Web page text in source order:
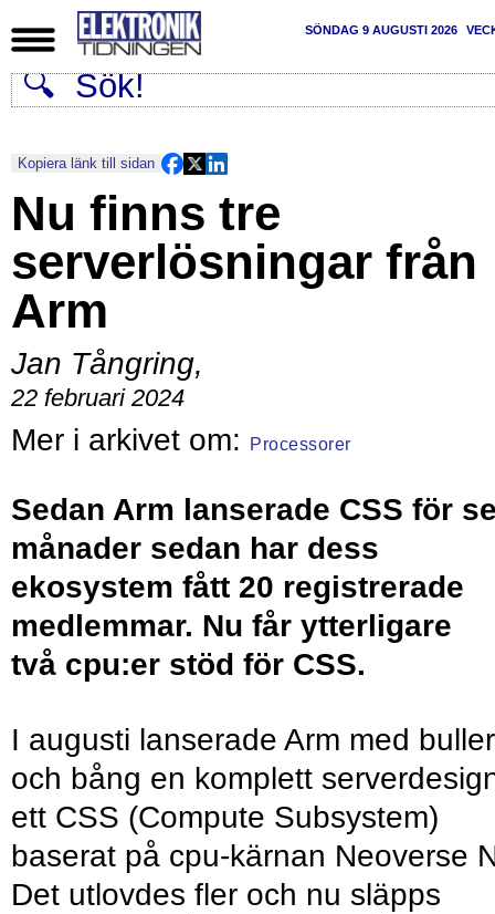
SÖNDAG 9 AUGUSTI 2026
Kopiera länk till sidan
Nu finns tre
serverlösningar från
Arm
Jan Tångring,
22 februari 2024
Processorer
Sedan Arm lanserade CSS för
månader sedan har dess
ekosystem fått 20 registrerade
medlemmar. Nu får ytterligare
två cpu:er stöd för CSS.
I augusti lanserade Arm med buller
och bång en komplett
ett CSS (Compute Subsystem)
baserat på cpu-kärnan Neoverse
Det utlovdes fler och nu släpps